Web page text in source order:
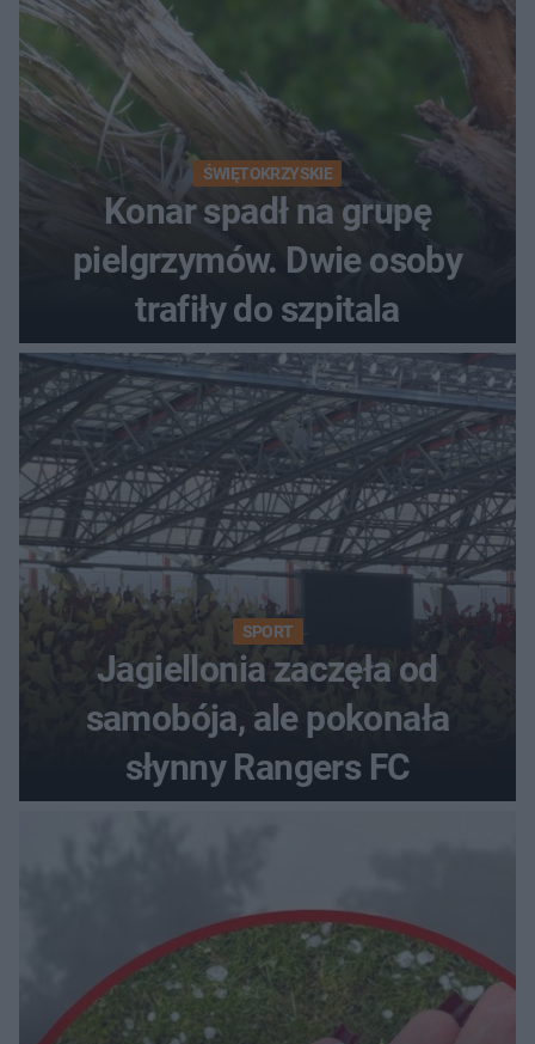
ŚWIĘTOKRZYSKIE
Konar spadł na grupę
pielgrzymów. Dwie osoby
trafiły do szpitala
SPORT
Jagiellonia zaczęła od
samobója, ale pokonała
słynny Rangers FC